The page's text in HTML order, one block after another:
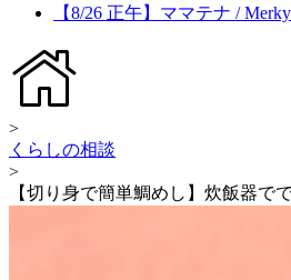
【8/26 正午】ママテナ /
>
くらしの相談
>
【切り身で簡単鯛めし】炊飯器